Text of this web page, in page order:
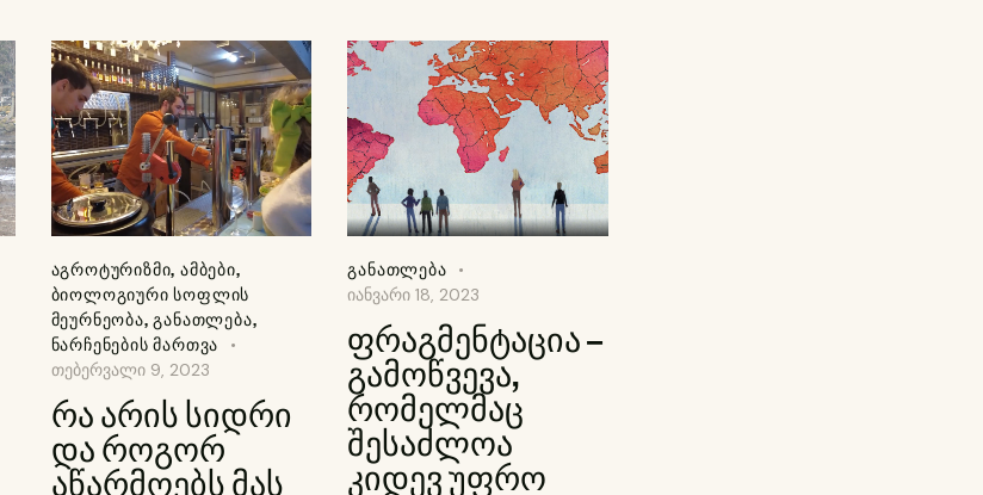
ᲐᲒᲠᲝᲢᲣᲠᲘᲖᲛᲘ,ᲐᲛᲑᲔᲑᲘ,
ᲑᲘᲝᲚᲝᲒᲘᲣᲠᲘ ᲡᲝᲤᲚᲘᲡ
ᲛᲔᲣᲠᲜᲔᲝᲑᲐ,ᲒᲐᲜᲐᲗᲚᲔᲑᲐ,
ᲜᲐᲠᲩᲔᲜᲔᲑᲘᲡ ᲛᲐᲠᲗᲕᲐ
თებერვალი 9, 2023
რა არის სიდრი
და როგორ
აწარმოებს მას
ᲒᲐᲜᲐᲗᲚᲔᲑᲐ
იანვარი 18, 2023
ფრაგმენტაცია –
გამოწვევა,
რომელმაც
შესაძლოა
კიდევ უფრო